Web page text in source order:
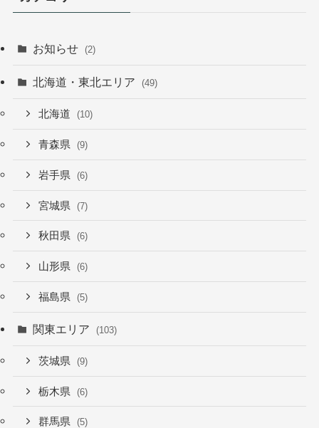
お知らせ (2)
北海道・東北エリア (49)
北海道 (10)
青森県 (9)
岩手県 (6)
宮城県 (7)
秋田県 (6)
山形県 (6)
福島県 (5)
関東エリア (103)
茨城県 (9)
栃木県 (6)
群馬県 (5)